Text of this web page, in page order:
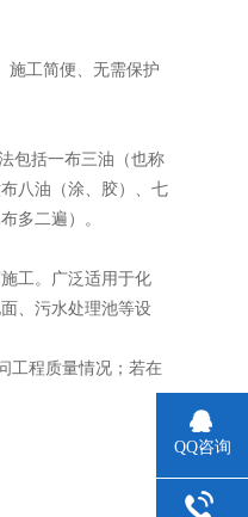
施工简便、无需保护
包括一布三油（也称
八油（涂、胶）、七
多二遍）。
工。广泛适用于化
、污水处理池等设
工程质量情况；若在
QQ咨询